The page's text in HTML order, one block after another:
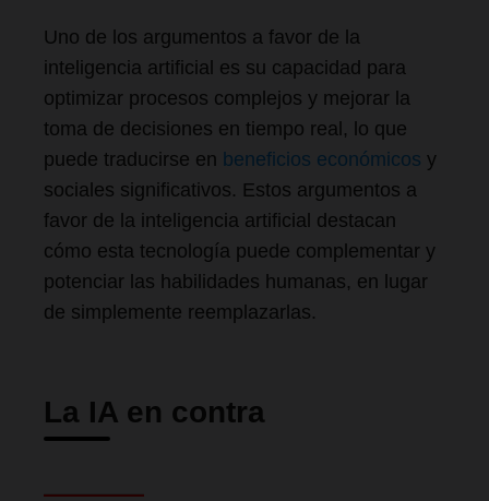
Uno de los argumentos a favor de la
inteligencia artificial es su capacidad para
optimizar procesos complejos y mejorar la
toma de decisiones en tiempo real, lo que
puede traducirse en beneficios económicos y
sociales significativos. Estos argumentos a
favor de la inteligencia artificial destacan
cómo esta tecnología puede complementar y
potenciar las habilidades humanas, en lugar
de simplemente reemplazarlas.
La IA en contra